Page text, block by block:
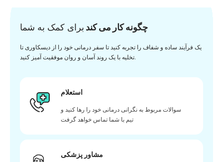
چگونه کار می کند برای کمک به شما
یک فرآیند ساده و شفاف را تجربه کنید تا سفر درمانی خود را از دیسکاوری تا
تخلیه با یک روند آسان و روان موفقیت آمیز کنید.
استعلام
سوالات مربوط به نگرانی درمانی خود را رها کنید و
تیم با شما تماس خواهد گرفت
مشاور پزشکی